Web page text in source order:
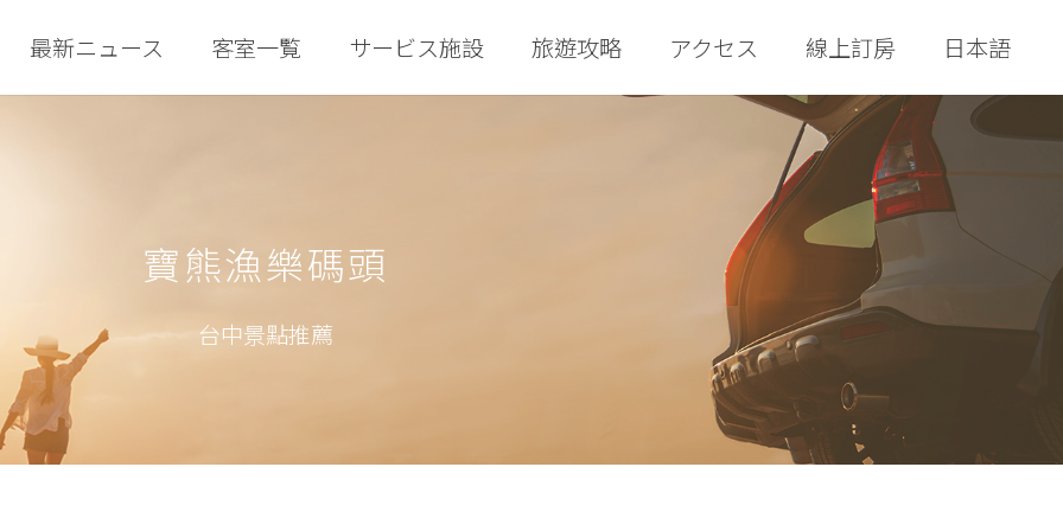
最新ニュース 客室一覧 サービス施設 旅遊攻略 アクセス 線上訂房 日本語
寶熊漁樂碼頭
台中景點推薦